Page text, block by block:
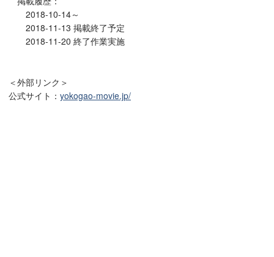
2018-10-14～
2018-11-13 掲載終了予定
2018-11-20 終了作業実施
＜外部リンク＞
公式サイト： yokogao-movie.jp/